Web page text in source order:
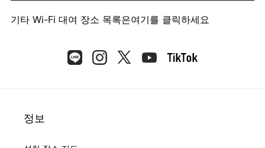
기타 Wi-Fi 대여 장소 목록은여기를 클릭하세요
정보